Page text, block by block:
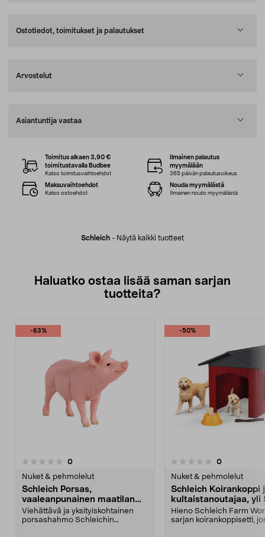
Ostotiedot, toimitukset ja palautukset
Arvostelut
Asiantuntija vastaa
Schleich - Näytä kaikki tuotteet
Toimitus alkaen 3,90 €
toimitustavalla Budbee
Katso toimitusvaihtoehdot
Ilmainen palautus
myymälään
365 päivän palautusoikeus
Maksuvaihtoehdot
Katso ostoehdot
Nouda myymälästä
Ilmainen nouto myymälästä
Haluatko ostaa lisää saman sarjan
tuotteita?
-63%
0arvostelut
Nuket & pehmolelut
Schleich Porsas,
vaaleanpunainen maatilan
eläin, yli 3-vuotiaille
Viehättävä ja yksityiskohtainen
porsashahmo Schleichin
-50%
0.0 viidestä
0arvostelut
Nuket & pehmolelut
Schleich Koirankoppi
kultaistanoutajaa, yli
vuotiaille
Hieno Schleich Farm
sarjan koirankoppisetti,